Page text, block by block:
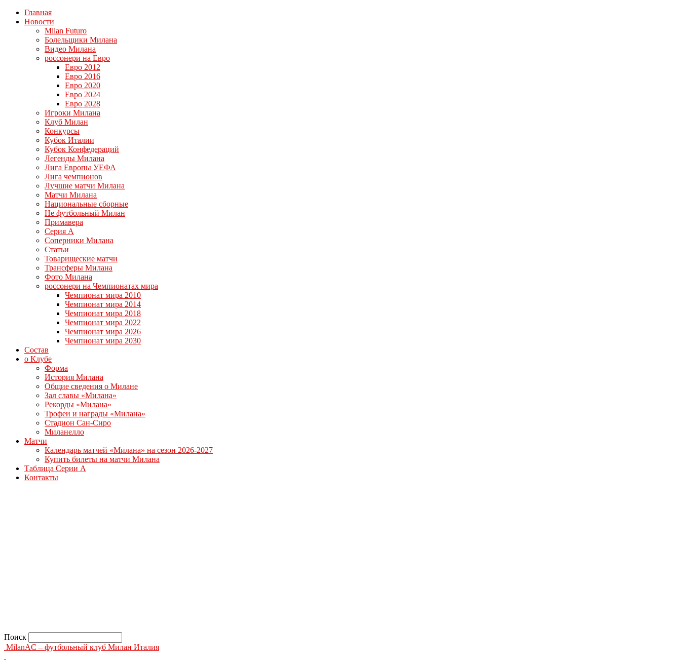
Главная
Новости
Milan Futuro
Болельщики Милана
Видео Милана
россонери на Евро
Евро 2012
Евро 2016
Евро 2020
Евро 2024
Евро 2028
Игроки Милана
Клуб Милан
Конкурсы
Кубок Италии
Кубок Конфедераций
Легенды Милана
Лига Европы УЕФА
Лига чемпионов
Лучшие матчи Милана
Матчи Милана
Национальные сборные
Не футбольный Милан
Примавера
Серия А
Соперники Милана
Статьи
Товарищеские матчи
Трансферы Милана
Фото Милана
россонери на Чемпионатах мира
Чемпионат мира 2010
Чемпионат мира 2014
Чемпионат мира 2018
Чемпионат мира 2022
Чемпионат мира 2026
Чемпионат мира 2030
Состав
о Клубе
Форма
История Милана
Общие сведения о Милане
Зал славы «Милана»
Рекорды «Милана»
Трофеи и награды «Милана»
Стадион Сан-Сиро
Миланелло
Матчи
Календарь матчей «Милана» на сезон 2026-2027
Купить билеты на матчи Милана
Таблица Серии А
Контакты
Поиск
MilanAC – футбольный клуб Милан Италия